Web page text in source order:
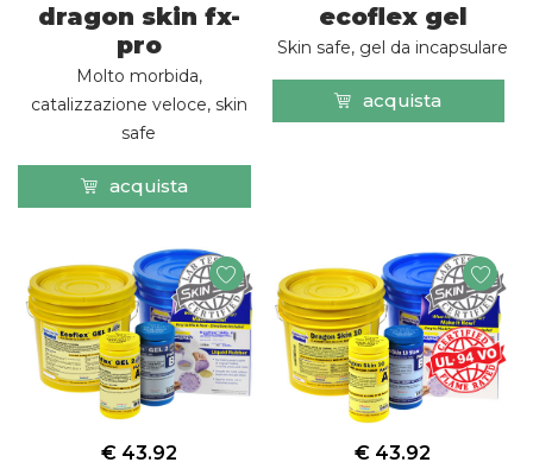
dragon skin fx-
pro
Molto morbida,
catalizzazione veloce, skin
safe
acquista
ecoflex gel
Skin safe, gel da incapsulare
acquista
€ 43.92 € 43.92